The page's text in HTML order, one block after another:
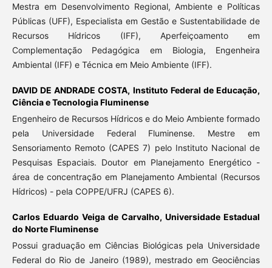
Mestra em Desenvolvimento Regional, Ambiente e Políticas
Públicas (UFF), Especialista em Gestão e Sustentabilidade de
Recursos Hídricos (IFF), Aperfeiçoamento em
Complementação Pedagógica em Biologia, Engenheira
Ambiental (IFF) e Técnica em Meio Ambiente (IFF).
DAVID DE ANDRADE COSTA, Instituto Federal de Educação,
Ciência e Tecnologia Fluminense
Engenheiro de Recursos Hídricos e do Meio Ambiente formado
pela Universidade Federal Fluminense. Mestre em
Sensoriamento Remoto (CAPES 7) pelo Instituto Nacional de
Pesquisas Espaciais. Doutor em Planejamento Energético -
área de concentração em Planejamento Ambiental (Recursos
Hídricos) - pela COPPE/UFRJ (CAPES 6).
Carlos Eduardo Veiga de Carvalho,Universidade Estadual
do Norte Fluminense
Possui graduação em Ciências Biológicas pela Universidade
Federal do Rio de Janeiro (1989), mestrado em Geociências